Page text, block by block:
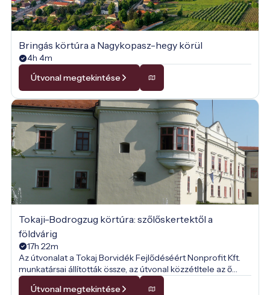
Bringás körtúra a Nagykopasz-hegy körül
4h 4m
Útvonal megtekintése
Tokaji-Bodrogzug körtúra: szőlőskertektől a
földvárig
17h 22m
Az útvonalat a Tokaj Borvidék Fejlődéséért Nonprofit Kft.
munkatársai állították össze, az útvonal közzétltele az ő
engedélyükkel történt.
Útvonal megtekintése